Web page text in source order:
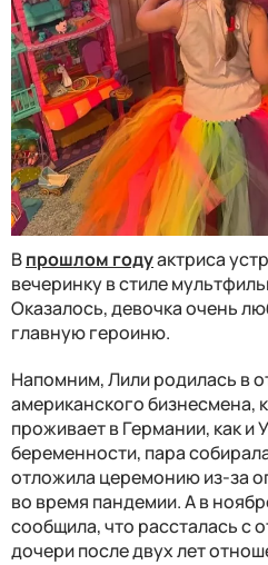
Впрошлом годуактриса
вечеринку в стиле
Оказалось, девочка очень
главную героиню.
Напомним, Лили родилась в
американского бизнесмена,
проживает в Германии, как и
беременности, пара
отложила церемонию из-за
во время пандемии. А в
сообщила, что рассталась с
дочери после двух лет